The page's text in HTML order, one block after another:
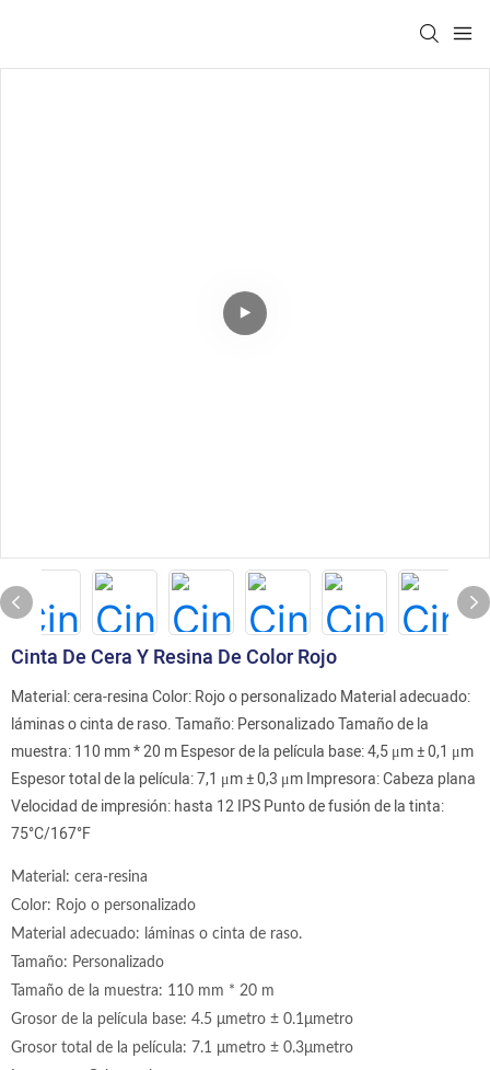
Cinta De Cera Y Resina De Color Rojo
Material: cera-resina Color: Rojo o personalizado Material adecuado:
láminas o cinta de raso. Tamaño: Personalizado Tamaño de la
muestra: 110 mm * 20 m Espesor de la película base: 4,5 μm ± 0,1 μm
Espesor total de la película: 7,1 μm ± 0,3 μm Impresora: Cabeza plana
Velocidad de impresión: hasta 12 IPS Punto de fusión de la tinta:
75°C/167°F
Material: cera-resina
Color: Rojo o personalizado
Material adecuado: láminas o cinta de raso.
Tamaño: Personalizado
Tamaño de la muestra: 110 mm * 20 m
Grosor de la película base: 4.5 μmetro ± 0.1μmetro
Grosor total de la película: 7.1 μmetro ± 0.3μmetro